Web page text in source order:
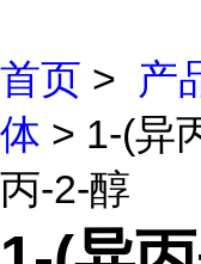
首页 > 产
体 > 1-(异
丙-2-醇